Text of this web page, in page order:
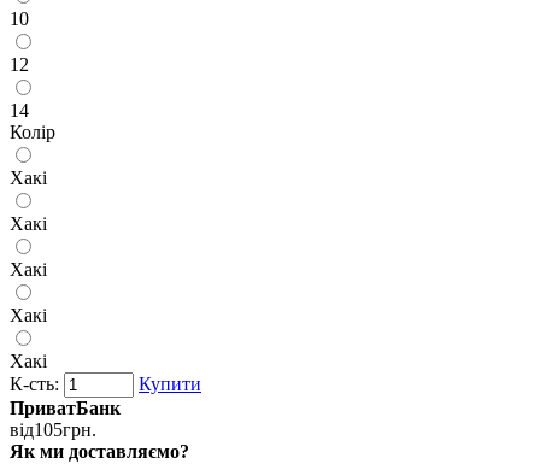
10
12
14
Колір
Хакі
Хакі
Хакі
Хакі
Хакі
К-сть:
Купити
ПриватБанк
від105грн.
Як ми доставляємо?